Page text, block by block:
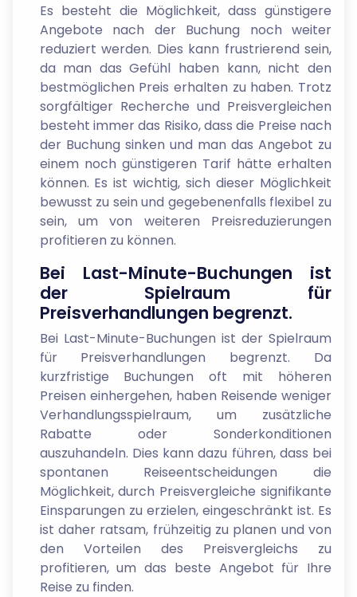
Es besteht die Möglichkeit, dass günstigere
Angebote nach der Buchung noch weiter
reduziert werden. Dies kann frustrierend sein,
da man das Gefühl haben kann, nicht den
bestmöglichen Preis erhalten zu haben. Trotz
sorgfältiger Recherche und Preisvergleichen
besteht immer das Risiko, dass die Preise nach
der Buchung sinken und man das Angebot zu
einem noch günstigeren Tarif hätte erhalten
können. Es ist wichtig, sich dieser Möglichkeit
bewusst zu sein und gegebenenfalls flexibel zu
sein, um von weiteren Preisreduzierungen
profitieren zu können.
Bei Last-Minute-Buchungen ist
der Spielraum für
Preisverhandlungen begrenzt.
Bei Last-Minute-Buchungen ist der Spielraum
für Preisverhandlungen begrenzt. Da
kurzfristige Buchungen oft mit höheren
Preisen einhergehen, haben Reisende weniger
Verhandlungsspielraum, um zusätzliche
Rabatte oder Sonderkonditionen
auszuhandeln. Dies kann dazu führen, dass bei
spontanen Reiseentscheidungen die
Möglichkeit, durch Preisvergleiche signifikante
Einsparungen zu erzielen, eingeschränkt ist. Es
ist daher ratsam, frühzeitig zu planen und von
den Vorteilen des Preisvergleichs zu
profitieren, um das beste Angebot für Ihre
Reise zu finden.